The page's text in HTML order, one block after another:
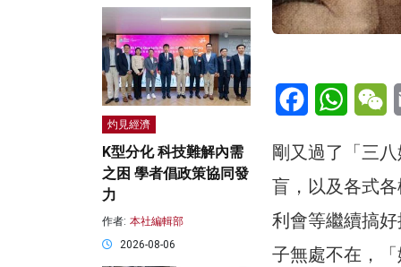
Facebook
剛又過了「三
盲，以及各式
利會等繼續搞
子無處不在，
灼見經濟
K型分化 科技難解內需
之困 學者倡政策協同發
力
作者: 本社編輯部
2026-08-06